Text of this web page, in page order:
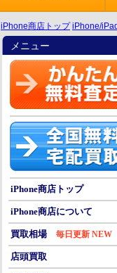
iPhone商店トップ iPhone/
メニュー
iPhone商店トップ
iPhone商店について
買取相場 毎日更新 NEW
店頭買取